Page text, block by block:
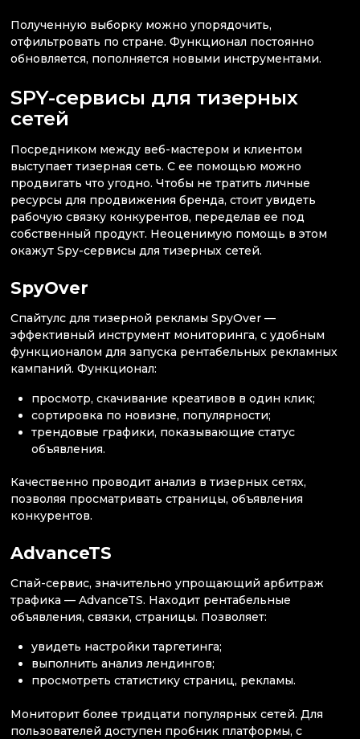
Полученную выборку можно упорядочить,
отфильтровать по стране. Функционал постоянно
обновляется, пополняется новыми инструментами.
SPY-сервисы для тизерных
сетей
Посредником между веб-мастером и клиентом
выступает тизерная сеть. С ее помощью можно
продвигать что угодно. Чтобы не тратить личные
ресурсы для продвижения бренда, стоит увидеть
рабочую связку конкурентов, переделав ее под
собственный продукт. Неоценимую помощь в этом
окажут Spy-сервисы для тизерных сетей.
SpyOver
Спайтулс для тизерной рекламы SpyOver —
эффективный инструмент мониторинга, с удобным
функционалом для запуска рентабельных рекламных
кампаний. Функционал:
просмотр, скачивание креативов в один клик;
сортировка по новизне, популярности;
трендовые графики, показывающие статус
объявления.
Качественно проводит анализ в тизерных сетях,
позволяя просматривать страницы, объявления
конкурентов.
AdvanceTS
Спай-сервис, значительно упрощающий арбитраж
трафика — AdvanceTS. Находит рентабельные
объявления, связки, страницы. Позволяет:
увидеть настройки таргетинга;
выполнить анализ лендингов;
просмотреть статистику страниц, рекламы.
Мониторит более тридцати популярных сетей. Для
пользователей доступен пробник платформы, с